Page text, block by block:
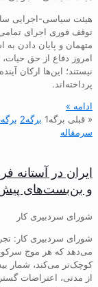
هیئت سیاسی-اجرایی
توقف فوری اجرای
متهمان و پایان دادن
امروز دفاع از حق
نیستند؛ این‌ها ارکان
پرداخته‌اند.
ادامه »
« قبلی برگه1 برگه2 برگه
سرمقاله
ایران در آستانه
و بن‌بست‌های
شورای سردبیری کار
شورای سردبیری کار:
می‌دهد که هر موج
کوچک‌تر می‌کند، شمار
از مدتی، اعتراضات